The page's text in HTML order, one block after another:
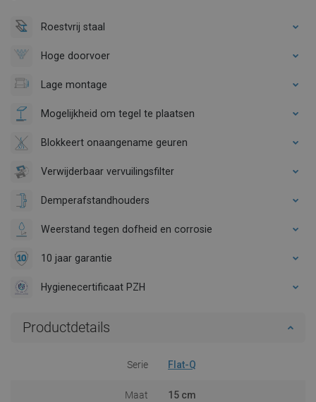
Roestvrij staal
Hoge doorvoer
Lage montage
Mogelijkheid om tegel te plaatsen
Blokkeert onaangename geuren
Verwijderbaar vervuilingsfilter
Demperafstandhouders
Weerstand tegen dofheid en corrosie
10 jaar garantie
Hygienecertificaat PZH
Productdetails
Serie Flat-Q
Maat 15 cm